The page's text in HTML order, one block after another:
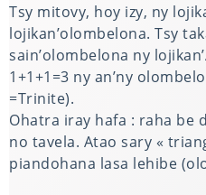
Tsy mitovy, hoy izy, ny
lojikan’olombelona. Tsy
sain’olombelona ny
1+1+1=3 ny an’ny
=Trinite).
Ohatra iray hafa : raha be
no tavela. Atao sary «
piandohana lasa lehibe